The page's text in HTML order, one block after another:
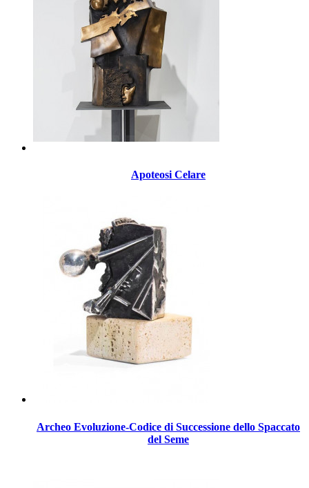
Apoteosi Celare
Archeo Evoluzione-Codice di Successione dello Spaccato
del Seme